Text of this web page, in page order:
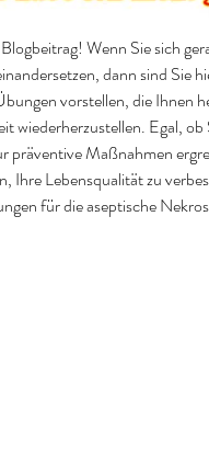
Wenn Sie sich
dann sind Sie
vorstellen, die Ihnen
wiederherzustellen. Egal,
präventive Maßnahmen
Ihre Lebensqualität zu
für die aseptische